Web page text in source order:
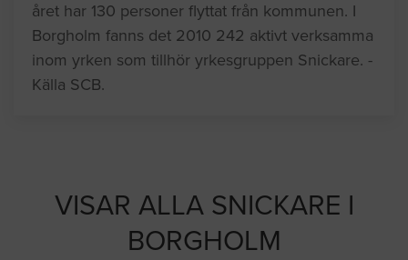
året har 130 personer flyttat från kommunen. I
Borgholm fanns det 2010 242 aktivt verksamma
inom yrken som tillhör yrkesgruppen Snickare. -
Källa SCB.
VISAR ALLA SNICKARE I
BORGHOLM